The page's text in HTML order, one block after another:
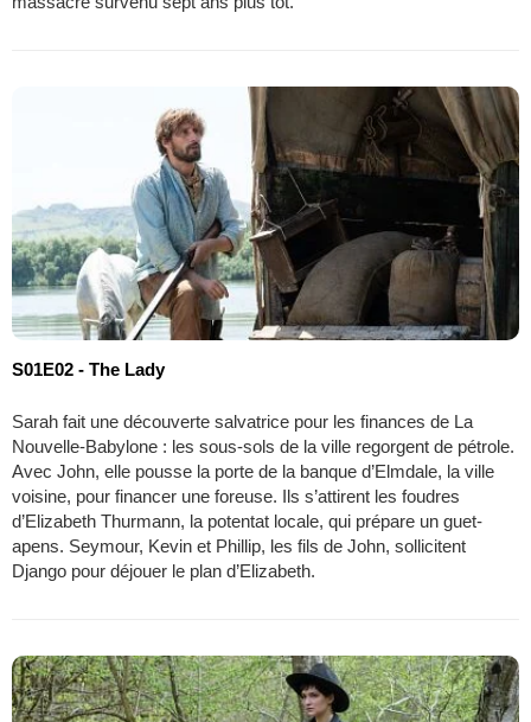
S01E02 - The Lady
Sarah fait une découverte salvatrice pour les finances de La
Nouvelle-Babylone : les sous-sols de la ville regorgent de pétrole.
Avec John, elle pousse la porte de la banque d’Elmdale, la ville
voisine, pour financer une foreuse. Ils s’attirent les foudres
d’Elizabeth Thurmann, la potentat locale, qui prépare un guet-
apens. Seymour, Kevin et Phillip, les fils de John, sollicitent
Django pour déjouer le plan d’Elizabeth.